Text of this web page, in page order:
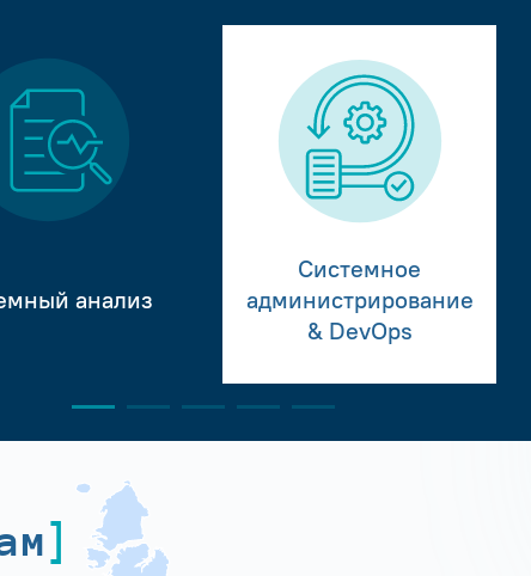
анализ
Системное
администрирование
& DevOps